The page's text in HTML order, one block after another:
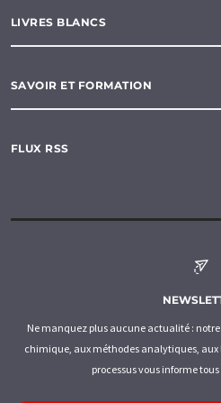
LIVRES BLANCS
SAVOIR ET FORMATION
FLUX RSS
Ne manquez plus aucune actualité :
chimique, aux méthodes analytiques, aux
processus vous informe